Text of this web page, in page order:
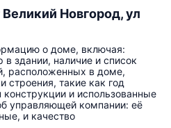
Новгород, ул
о доме, включая:
здании, наличие и список
расположенных в доме,
строения, такие как год
конструкции и использованные
управляющей компании: её
и качество